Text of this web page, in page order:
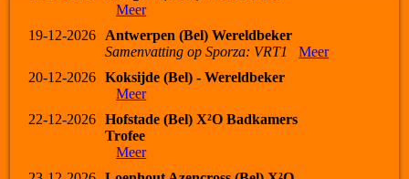
Meer
19-12-2026
Antwerpen (Bel) Wereldbeker
Samenvatting op Sporza: VRT1
Meer
20-12-2026
Koksijde (Bel) - Wereldbeker
Meer
22-12-2026
Hofstade (Bel) X²O Badkamers
Trofee
Meer